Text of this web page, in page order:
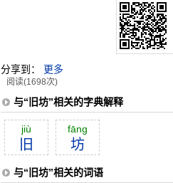
分享到： 更多
阅读(1698次)
与“旧坊”相关的字典解释
jiù
旧
fāng
坊
与“旧坊”相关的词语